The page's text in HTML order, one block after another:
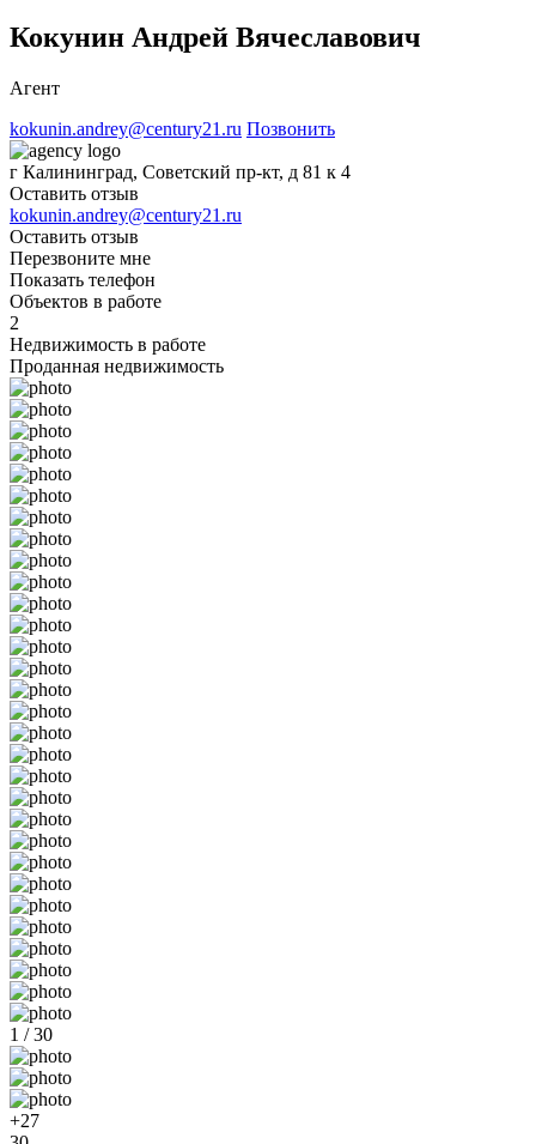
Кокунин Андрей Вячеславович
Агент
kokunin.andrey@century21.ru Позвонить
г Калининград, Советский пр-кт, д 81 к 4
Оставить отзыв
kokunin.andrey@century21.ru
Оставить отзыв
Перезвоните мне
Показать телефон
Объектов в работе
2
Недвижимость в работе
Проданная недвижимость
1 / 30
+27